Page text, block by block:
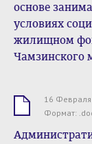
основе
условиях
жилищном
Чамзинского
16 Февраля
Формат: